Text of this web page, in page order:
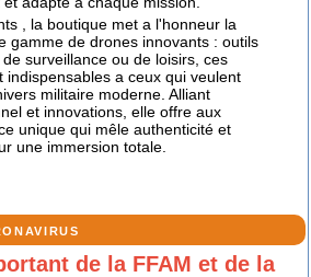
, la boutique met a l'honneur la
gamme de drones innovants : outils
surveillance ou de loisirs, ces
indispensables a ceux qui veulent
militaire moderne. Alliant
et innovations, elle offre aux
unique qui mêle authenticité et
une immersion totale.
de la FFAM et de la